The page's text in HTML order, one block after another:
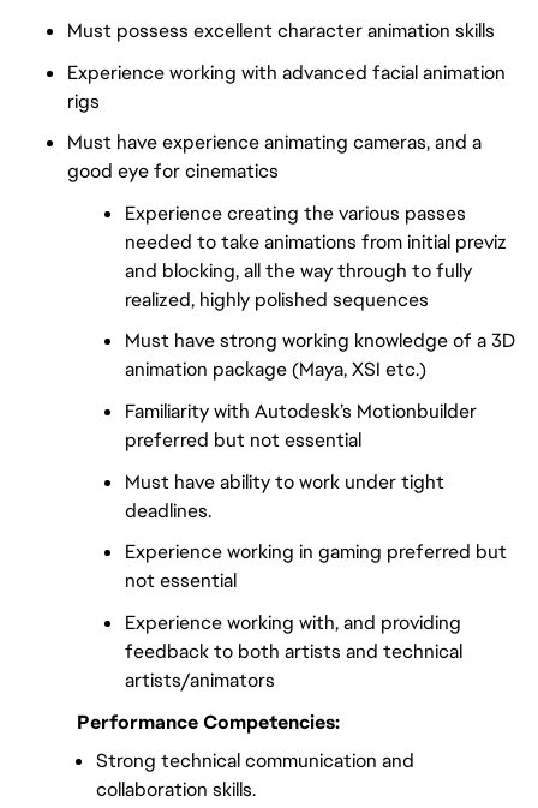
Must possess excellent character animation skills
Experience working with advanced facial animation
rigs
Must have experience animating cameras, and a
good eye for cinematics
Experience creating the various passes
needed to take animations from initial previz
and blocking, all the way through to fully
realized, highly polished sequences
Must have strong working knowledge of a 3D
animation package (Maya, XSI etc.)
Familiarity with Autodesk’s Motionbuilder
preferred but not essential
Must have ability to work under tight
deadlines.
Experience working in gaming preferred but
not essential
Experience working with, and providing
feedback to both artists and technical
artists/animators
Performance Competencies:
Strong technical communication and
collaboration skills.